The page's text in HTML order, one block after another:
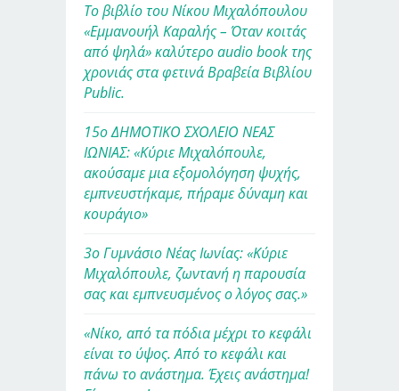
Το βιβλίο του Νίκου Μιχαλόπουλου
«Εμμανουήλ Καραλής – Όταν κοιτάς
από ψηλά» καλύτερο audio book της
χρονιάς στα φετινά Βραβεία Βιβλίου
Public.
15ο ΔΗΜΟΤΙΚΟ ΣΧΟΛΕΙΟ ΝΕΑΣ
ΙΩΝΙΑΣ: «Κύριε Μιχαλόπουλε,
ακούσαμε μια εξομολόγηση ψυχής,
εμπνευστήκαμε, πήραμε δύναμη και
κουράγιο»
3ο Γυμνάσιο Νέας Ιωνίας: «Κύριε
Μιχαλόπουλε, ζωντανή η παρουσία
σας και εμπνευσμένος ο λόγος σας.»
«Νίκο, από τα πόδια μέχρι το κεφάλι
είναι το ύψος. Από το κεφάλι και
πάνω το ανάστημα. Έχεις ανάστημα!